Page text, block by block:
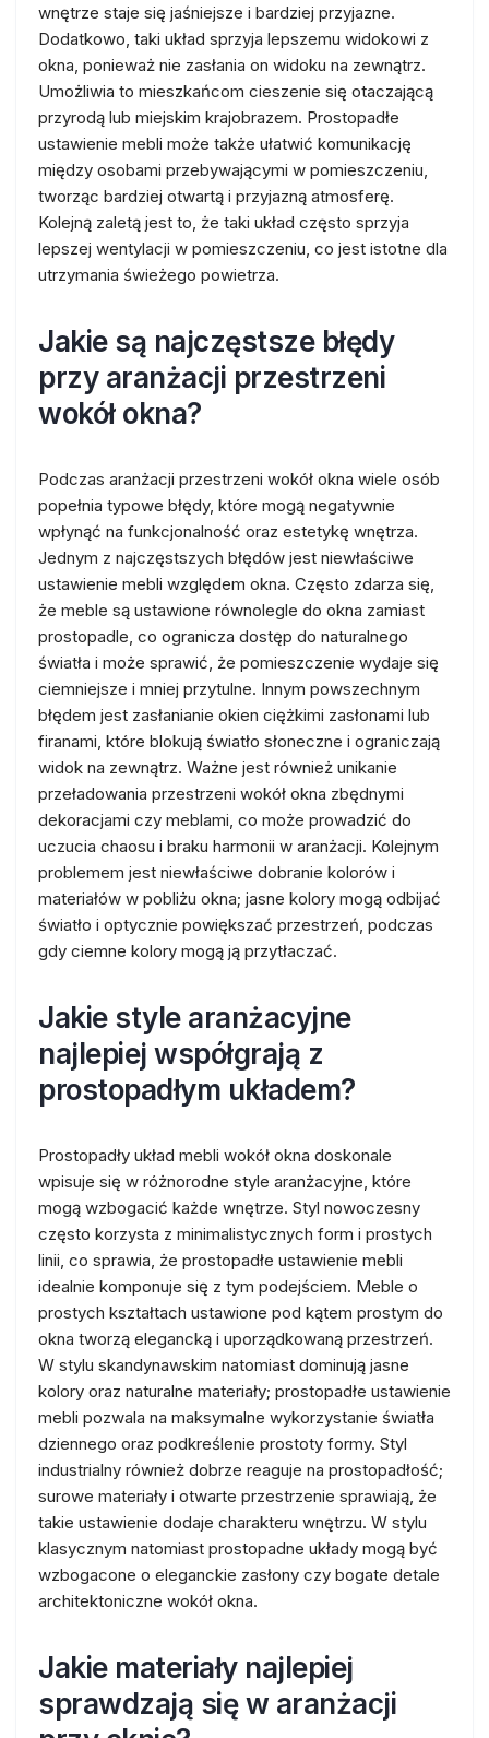
wnętrze staje się jaśniejsze i bardziej przyjazne.
Dodatkowo, taki układ sprzyja lepszemu widokowi z
okna, ponieważ nie zasłania on widoku na zewnątrz.
Umożliwia to mieszkańcom cieszenie się otaczającą
przyrodą lub miejskim krajobrazem. Prostopadłe
ustawienie mebli może także ułatwić komunikację
między osobami przebywającymi w pomieszczeniu,
tworząc bardziej otwartą i przyjazną atmosferę.
Kolejną zaletą jest to, że taki układ często sprzyja
lepszej wentylacji w pomieszczeniu, co jest istotne dla
utrzymania świeżego powietrza.
Jakie są najczęstsze błędy
przy aranżacji przestrzeni
wokół okna?
Podczas aranżacji przestrzeni wokół okna wiele osób
popełnia typowe błędy, które mogą negatywnie
wpłynąć na funkcjonalność oraz estetykę wnętrza.
Jednym z najczęstszych błędów jest niewłaściwe
ustawienie mebli względem okna. Często zdarza się,
że meble są ustawione równolegle do okna zamiast
prostopadle, co ogranicza dostęp do naturalnego
światła i może sprawić, że pomieszczenie wydaje się
ciemniejsze i mniej przytulne. Innym powszechnym
błędem jest zasłanianie okien ciężkimi zasłonami lub
firanami, które blokują światło słoneczne i ograniczają
widok na zewnątrz. Ważne jest również unikanie
przeładowania przestrzeni wokół okna zbędnymi
dekoracjami czy meblami, co może prowadzić do
uczucia chaosu i braku harmonii w aranżacji. Kolejnym
problemem jest niewłaściwe dobranie kolorów i
materiałów w pobliżu okna; jasne kolory mogą odbijać
światło i optycznie powiększać przestrzeń, podczas
gdy ciemne kolory mogą ją przytłaczać.
Jakie style aranżacyjne
najlepiej współgrają z
prostopadłym układem?
Prostopadły układ mebli wokół okna doskonale
wpisuje się w różnorodne style aranżacyjne, które
mogą wzbogacić każde wnętrze. Styl nowoczesny
często korzysta z minimalistycznych form i prostych
linii, co sprawia, że prostopadłe ustawienie mebli
idealnie komponuje się z tym podejściem. Meble o
prostych kształtach ustawione pod kątem prostym do
okna tworzą elegancką i uporządkowaną przestrzeń.
W stylu skandynawskim natomiast dominują jasne
kolory oraz naturalne materiały; prostopadłe ustawienie
mebli pozwala na maksymalne wykorzystanie światła
dziennego oraz podkreślenie prostoty formy. Styl
industrialny również dobrze reaguje na prostopadłość;
surowe materiały i otwarte przestrzenie sprawiają, że
takie ustawienie dodaje charakteru wnętrzu. W stylu
klasycznym natomiast prostopadne układy mogą być
wzbogacone o eleganckie zasłony czy bogate detale
architektoniczne wokół okna.
Jakie materiały najlepiej
sprawdzają się w aranżacji